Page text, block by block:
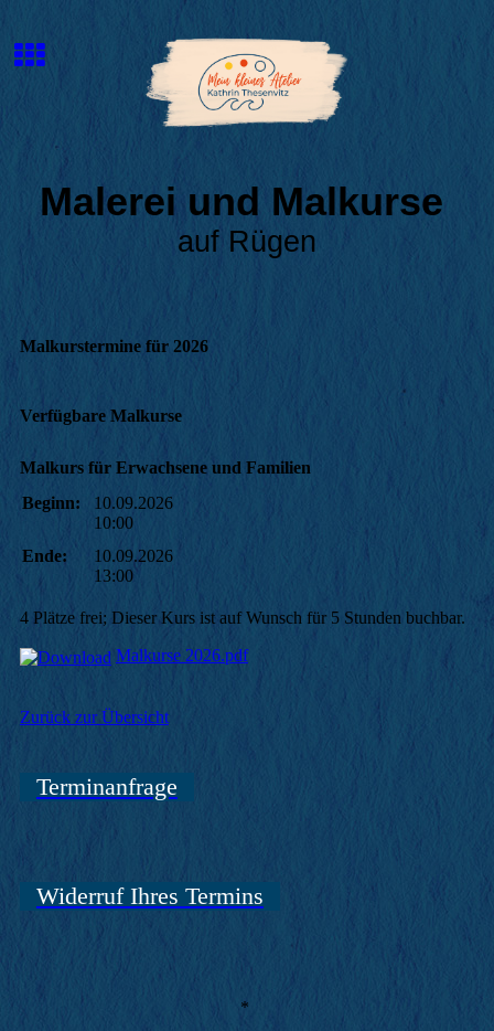
Malerei und Malkurse
auf Rügen
Malkurstermine für 2026
Verfügbare Malkurse
Malkurs für Erwachsene und Familien
Beginn:
10.09.2026
10:00
Ende:
10.09.2026
13:00
4 Plätze frei; Dieser Kurs ist auf Wunsch für 5 Stunden buchbar.
Malkurse 2026.pdf
Zurück zur Übersicht
Terminanfrage
Widerruf Ihres Termins
*